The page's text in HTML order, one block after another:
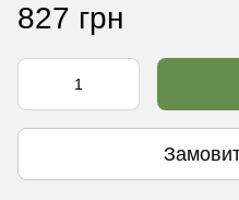
827 грн